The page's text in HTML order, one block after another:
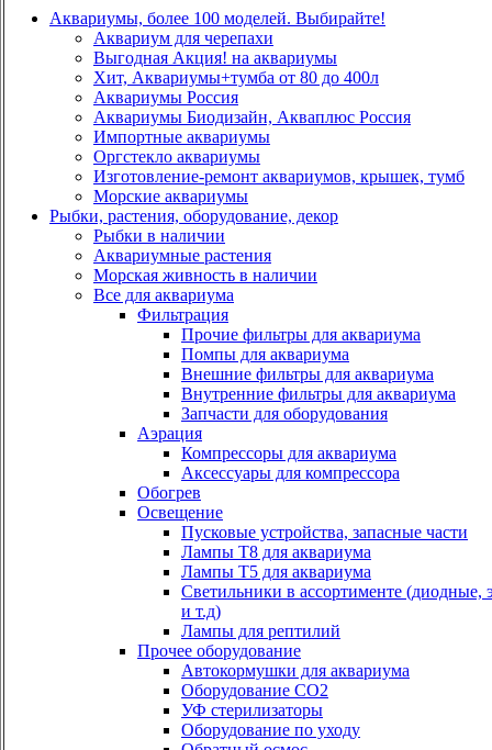
Аквариумы, более 100 моделей. Выбирайте!
Аквариум для черепахи
Выгодная Акция! на аквариумы
Хит, Аквариумы+тумба от 80 до 400л
Аквариумы Россия
Аквариумы Биодизайн, Акваплюс Россия
Импортные аквариумы
Оргстекло аквариумы
Изготовление-ремонт аквариумов, крышек, тумб
Морские аквариумы
Рыбки, растения, оборудование, декор
Рыбки в наличии
Аквариумные растения
Морская живность в наличии
Все для аквариума
Фильтрация
Прочие фильтры для аквариума
Помпы для аквариума
Внешние фильтры для аквариума
Внутренние фильтры для аквариума
Запчасти для оборудования
Аэрация
Компрессоры для аквариума
Аксессуары для компрессора
Обогрев
Освещение
Пусковые устройства, запасные части
Лампы Т8 для аквариума
Лампы Т5 для аквариума
Светильники в ассортименте (диодные,
и т.д)
Лампы для рептилий
Прочее оборудование
Автокормушки для аквариума
Оборудование СО2
УФ стерилизаторы
Оборудование по уходу